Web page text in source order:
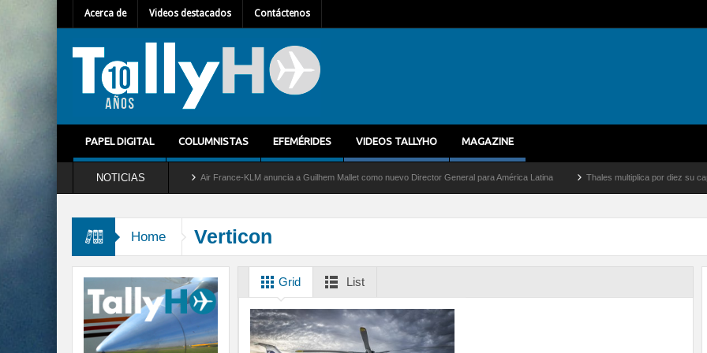
Acerca de Videos destacados Contáctenos
PAPEL DIGITAL COLUMNISTAS EFEMÉRIDES VIDEOS TALLYHO MAGAZINE
NOTICIAS
del servicio al C-2 Greyhound Air France-KLM anuncia a Guilhem Mallet como nuevo Director General para América Latina Thales multiplica por diez su capacidad
Home Verticon
Grid List